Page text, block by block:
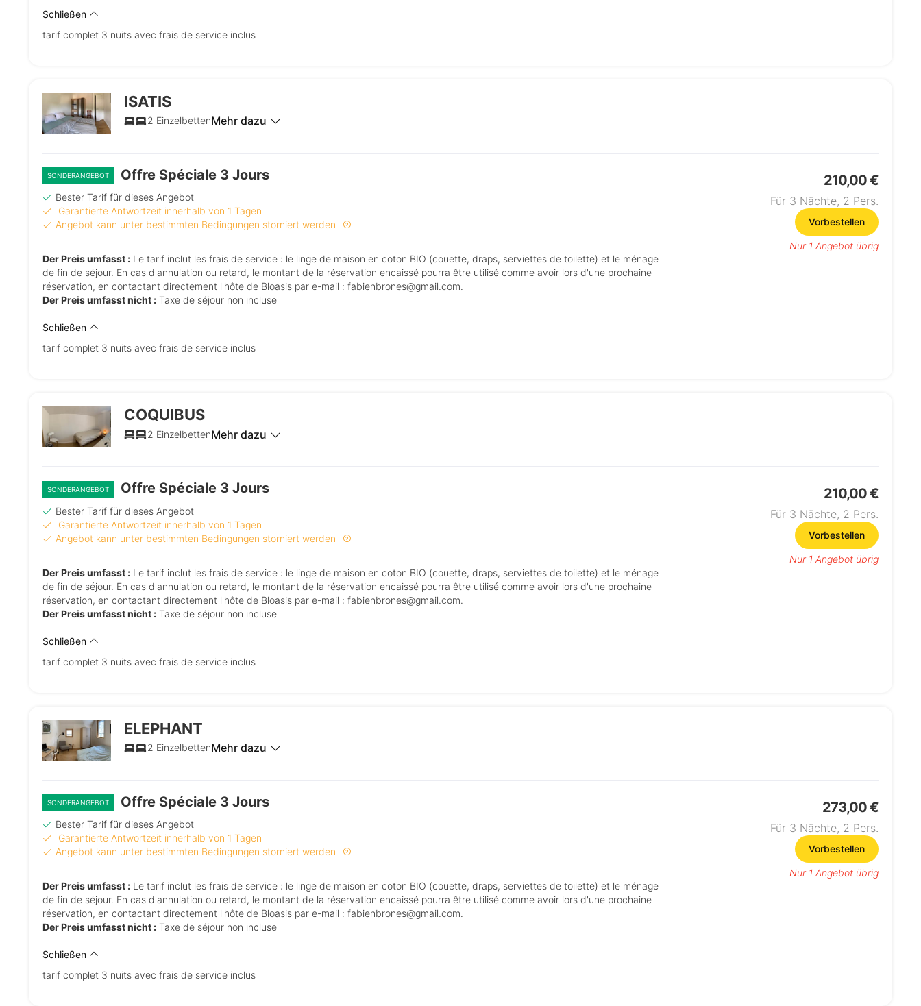
Schließen
tarif complet 3 nuits avec frais de service inclus
ISATIS
2 EinzelbettenMehr dazu
SONDERANGEBOT Offre Spéciale 3 Jours
Bester Tarif für dieses Angebot
Garantierte Antwortzeit innerhalb von 1 Tagen
Angebot kann unter bestimmten Bedingungen storniert werden
Der Preis umfasst :
de fin de séjour. En cas d'annulation ou retard, le montant de la réservation encaissé pourra être utilisé comme avoir lors d'une prochaine
réservation, en contactant directement l'hôte de Bloasis par e-mail : fabienbrones@gmail.com.
Der Preis umfasst nicht : Taxe de séjour non incluse
210,00 €
Für 3 Nächte, 2 Pers.
Vorbestellen
Nur 1 Angebot übrig
Schließen
tarif complet 3 nuits avec frais de service inclus
COQUIBUS
2 EinzelbettenMehr dazu
SONDERANGEBOT Offre Spéciale 3 Jours
Bester Tarif für dieses Angebot
Garantierte Antwortzeit innerhalb von 1 Tagen
Angebot kann unter bestimmten Bedingungen storniert werden
Der Preis umfasst :
de fin de séjour. En cas d'annulation ou retard, le montant de la réservation encaissé pourra être utilisé comme avoir lors d'une prochaine
réservation, en contactant directement l'hôte de Bloasis par e-mail : fabienbrones@gmail.com.
Der Preis umfasst nicht : Taxe de séjour non incluse
210,00 €
Für 3 Nächte, 2 Pers.
Vorbestellen
Nur 1 Angebot übrig
Schließen
tarif complet 3 nuits avec frais de service inclus
ELEPHANT
2 EinzelbettenMehr dazu
SONDERANGEBOT Offre Spéciale 3 Jours
Bester Tarif für dieses Angebot
Garantierte Antwortzeit innerhalb von 1 Tagen
Angebot kann unter bestimmten Bedingungen storniert werden
Der Preis umfasst :
de fin de séjour. En cas d'annulation ou retard, le montant de la réservation encaissé pourra être utilisé comme avoir lors d'une prochaine
réservation, en contactant directement l'hôte de Bloasis par e-mail : fabienbrones@gmail.com.
Der Preis umfasst nicht : Taxe de séjour non incluse
273,00 €
Für 3 Nächte, 2 Pers.
Vorbestellen
Nur 1 Angebot übrig
Schließen
tarif complet 3 nuits avec frais de service inclus